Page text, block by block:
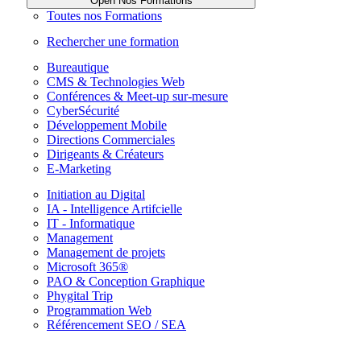
Toutes nos Formations
Rechercher une formation
Bureautique
CMS & Technologies Web
Conférences & Meet-up sur-mesure
CyberSécurité
Développement Mobile
Directions Commerciales
Dirigeants & Créateurs
E-Marketing
Initiation au Digital
IA - Intelligence Artifcielle
IT - Informatique
Management
Management de projets
Microsoft 365®
PAO & Conception Graphique
Phygital Trip
Programmation Web
Référencement SEO / SEA